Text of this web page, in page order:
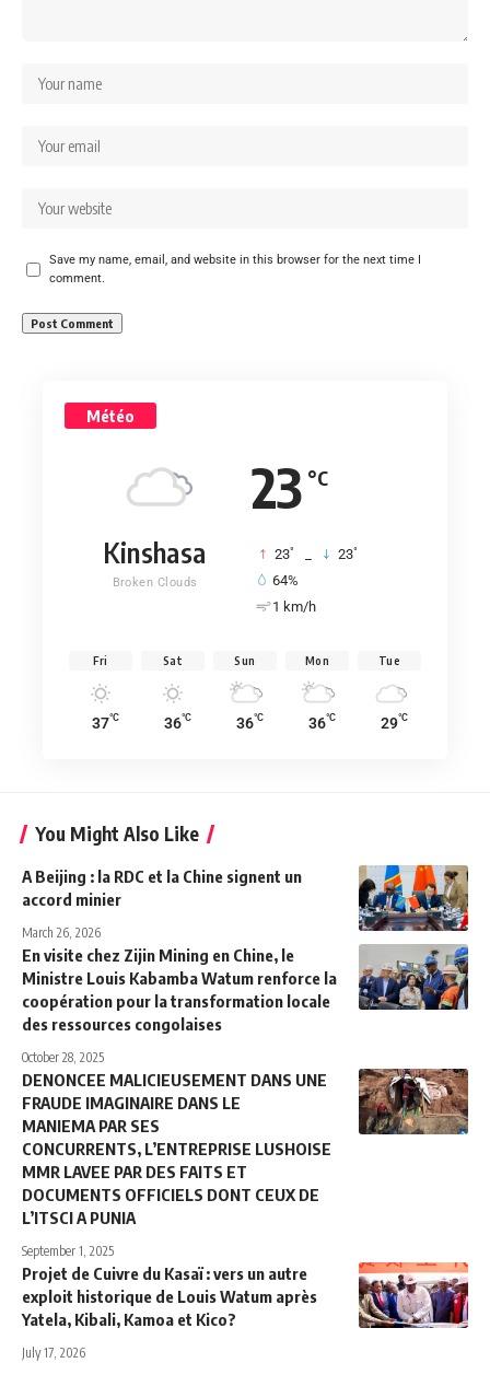
Save my name, email, and website in this browser for the next time I
comment.
Météo
23 °C
Kinshasa
Broken Clouds
23° 23°
64%
1 km/h
Fri
37°C
Sat
36°C
Sun
36°C
Mon
36°C
Tue
29°C
You Might Also Like
A Beijing : la RDC et la Chine signent un
accord minier
March 26, 2026
En visite chez Zijin Mining en Chine, le
Ministre Louis Kabamba Watum renforce la
coopération pour la transformation locale
des ressources congolaises
October 28, 2025
DENONCEE MALICIEUSEMENT DANS UNE
FRAUDE IMAGINAIRE DANS LE
MANIEMA PAR SES
CONCURRENTS, L’ENTREPRISE LUSHOISE
MMR LAVEE PAR DES FAITS ET
DOCUMENTS OFFICIELS DONT CEUX DE
L’ITSCI A PUNIA
September 1, 2025
Projet de Cuivre du Kasaï :‎ vers un autre
exploit historique de Louis Watum après
Yatela, Kibali, Kamoa et Kico?
July 17, 2026